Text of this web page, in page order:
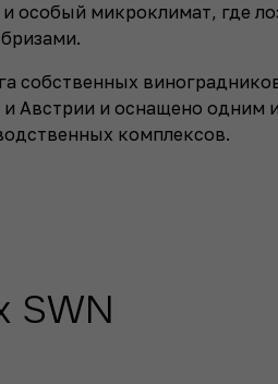
и особый микроклимат, где
собственных
Австрии и оснащено одним
комплексов.
SWN